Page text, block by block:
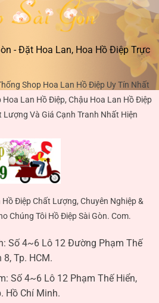
- Đặt Hoa Lan, Hoa Hồ Điệp Trực
Shop Hoa Lan Hồ Điệp Uy Tín Nhất
Hoa Lan Hồ Điệp, Chậu Hoa Lan Hồ Điệp
Lượng Và Giá Cạnh Tranh Nhất Hiện
Điệp Chất Lượng, Chuyên Nghiệp &
Chúng Tôi Hồ Điệp Sài Gòn. Com.
Số 4~6 Lô 12 Đường Phạm Thế
8, Tp. HCM.
Số 4~6 Lô 12 Phạm Thế Hiển,
Hồ Chí Minh.